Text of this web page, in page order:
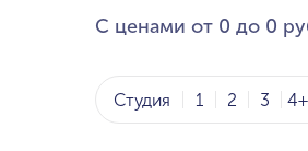
С ценами от 0 до 0
Студия 1 2 3 4+